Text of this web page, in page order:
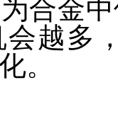
合金
越多
。